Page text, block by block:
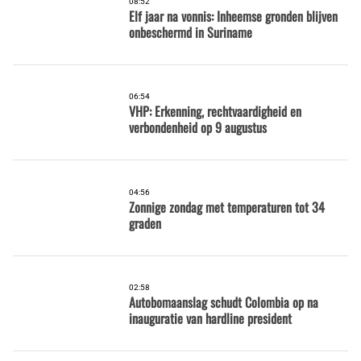
Elf jaar na vonnis: Inheemse gronden blijven
onbeschermd in Suriname
06:54
VHP: Erkenning, rechtvaardigheid en
verbondenheid op 9 augustus
04:56
Zonnige zondag met temperaturen tot 34
graden
02:58
Autobomaanslag schudt Colombia op na
inauguratie van hardline president